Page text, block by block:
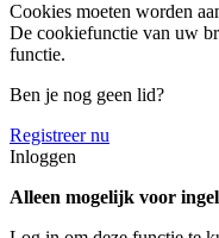
Cookies moeten worden
De cookiefunctie van uw
functie.
Ben je nog geen lid?
Registreer nu
Inloggen
Alleen mogelijk voor